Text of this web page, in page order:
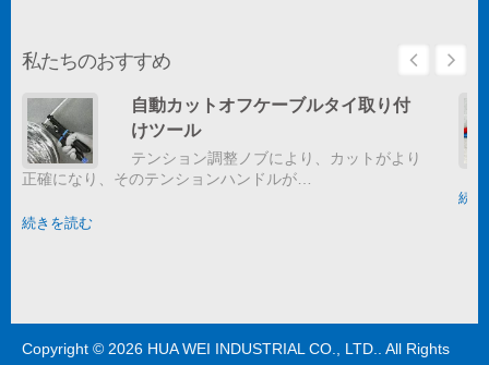
私たちのおすすめ
自動カットオフケーブルタイ取り付
けツール
テンション調整ノブにより、カットがより
正確になり、そのテンションハンドルが…
続きを読む
続
Copyright © 2026 HUA WEI INDUSTRIAL CO., LTD.. All Rights